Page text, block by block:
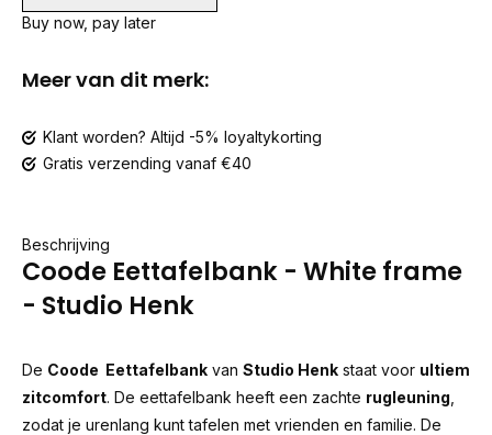
Buy now, pay later
Meer van dit merk:
Klant worden? Altijd -5% loyaltykorting
Gratis verzending vanaf €40
Beschrijving
Coode Eettafelbank - White frame
- Studio Henk
De Coode Eettafelbank van Studio Henk staat voor ultiem
zitcomfort. De eettafelbank heeft een zachte rugleuning
zodat je urenlang kunt tafelen met vrienden en familie. De